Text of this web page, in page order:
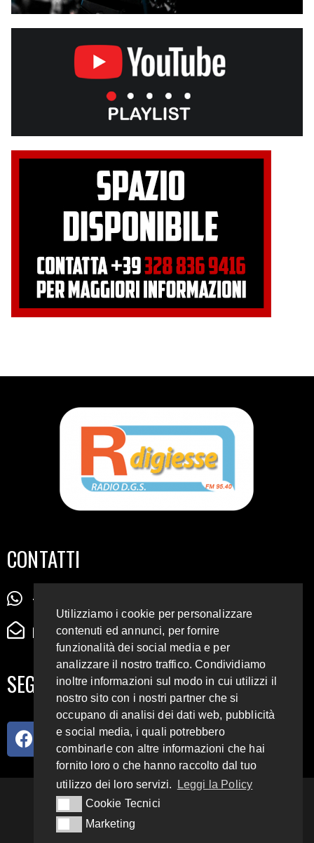
CONTATTI
+39 345 72 72 88 5
radiodigiesse@gmail.com
SEGUICI SUI SOCIAL
93.4 E 95.3 FM
Utilizziamo i cookie per personalizzare
contenuti ed annunci, per fornire
funzionalità dei social media e per
analizzare il nostro traffico. Condividiamo
inoltre informazioni sul modo in cui utilizzi il
nostro sito con i nostri partner che si
occupano di analisi dei dati web, pubblicità
e social media, i quali potrebbero
combinarle con altre informazioni che hai
fornito loro o che hanno raccolto dal tuo
utilizzo dei loro servizi.
Leggi la Policy
Cookie Tecnici
Cookie Tecnici
MarketingMarketing